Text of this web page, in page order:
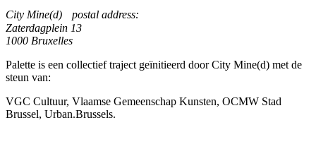
City Mine(d) postal address:
Zaterdagplein 13
1000 Bruxelles
Palette is een collectief traject geïnitieerd door City Mine(d) met de
steun van:
VGC Cultuur, Vlaamse Gemeenschap Kunsten, OCMW Stad
Brussel, Urban.Brussels.